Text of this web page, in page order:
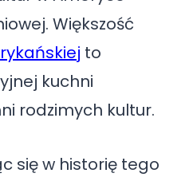
Większość
to
kuchni
rodzimych kultur.
się w historię tego